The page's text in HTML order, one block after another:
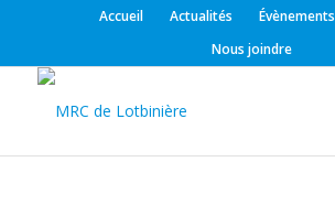
Accueil Actualités Évènements
Nous joindre